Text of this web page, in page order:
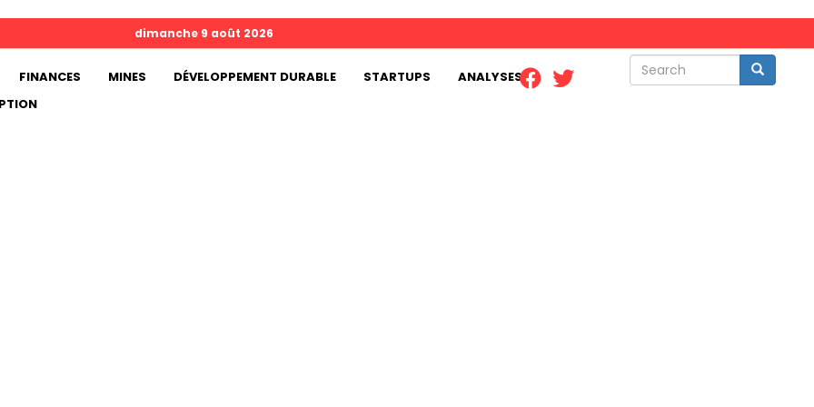
Search Search
dimanche 9 août 2026
FINANCES MINES DÉVELOPPEMENT DURABLE STARTUPS
ANALYSES